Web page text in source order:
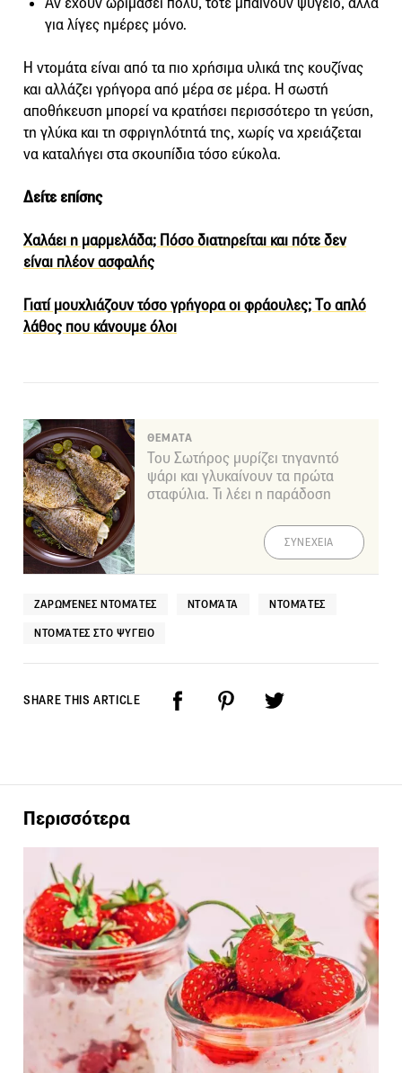
για λίγες ημέρες μόνο.
Η ντομάτα είναι από τα πιο χρήσιμα υλικά της κουζίνας
και αλλάζει γρήγορα από μέρα σε μέρα. Η σωστή
αποθήκευση μπορεί να κρατήσει περισσότερο τη γεύση,
τη γλύκα και τη σφριγηλότητά της, χωρίς να χρειάζεται
να καταλήγει στα σκουπίδια τόσο εύκολα.
Δείτε επίσης
Χαλάει η μαρμελάδα; Πόσο διατηρείται και πότε δεν
είναι πλέον ασφαλής
Γιατί μουχλιάζουν τόσο γρήγορα οι φράουλες; Tο απλό
λάθος που κάνουμε όλοι
ΘΕΜΑΤΑ
Του Σωτήρος μυρίζει τηγανητό
ψάρι και γλυκαίνουν τα πρώτα
σταφύλια. Τι λέει η παράδοση
ΣΥΝΕΧΕΙΑ
ΖΑΡΩΜΈΝΕΣ ΝΤΟΜΆΤΕΣ ΝΤΟΜΆΤΑ ΝΤΟΜΆΤΕΣ
ΝΤΟΜΆΤΕΣ ΣΤΟ ΨΥΓΕΊΟ
SHARE THIS ARTICLE
Περισσότερα